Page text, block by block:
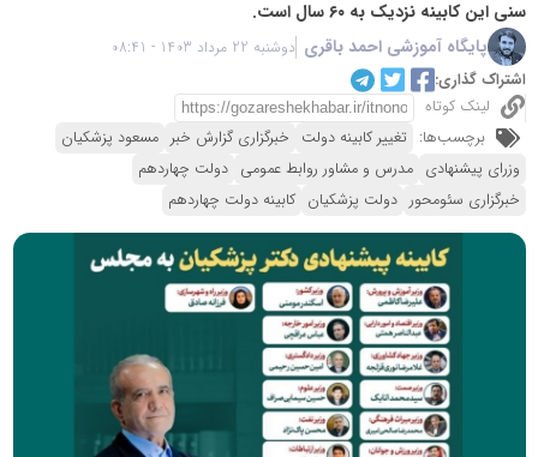
سنی این کابینه نزدیک به ۶۰ سال است.
پایگاه آموزشی احمد باقری دوشنبه 22 مرداد 1403 - 08:41
اشتراک گذاری:
لینک کوتاه
برچسب‌ها: تغییر کابینه دولت خبرگزاری گزارش خبر مسعود پزشکیان
وزرای پیشنهادی مدرس و مشاور روابط عمومی دولت چهاردهم
خبرگزاری سئومحور دولت پزشکیان کابینه دولت چهاردهم